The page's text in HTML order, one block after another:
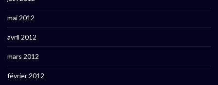
mai 2012
avril 2012
mars 2012
février 2012